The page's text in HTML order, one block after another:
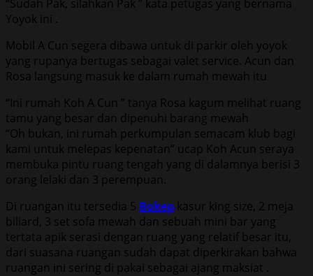
“Sudah Pak, silahkan Pak ” kata petugas yang bernama
Yoyok ini .
Mobil A Cun segera dibawa untuk di parkir oleh yoyok
yang rupanya bertugas sebagai valet service. Acun dan
Rosa langsung masuk ke dalam rumah mewah itu
“Ini rumah Koh A Cun ” tanya Rosa kagum melihat ruang
tamu yang besar dan dipenuhi barang mewah
“Oh bukan, ini rumah perkumpulan semacam klub bagi
kami untuk melepas kepenatan” ucap Koh Acun seraya
membuka pintu ruang tengah yang di dalamnya berisi 3
orang lelaki dan 3 perempuan.
Di ruangan itu tersedia 5 Bokep kasur king size, 2 meja
biliard, 3 set sofa mewah dan sebuah mini bar yang
tertata apik serasi dengan ruang yang relatif besar itu,
dari suasana ruangan sudah dapat diperkirakan bahwa
ruangan ini sering di pakai sebagai ajang maksiat .